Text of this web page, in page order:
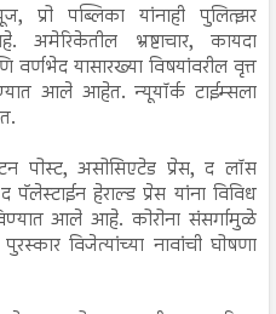
प्रो पब्लिका यांनाही पुलित्झर
भ्रष्टाचार, कायदा
यासारख्या विषयांवरील वृत्त
आले आहेत. न्यूयॉर्क टाईम्सला
पोस्ट, असोसिएटेड प्रेस, द लॉस
हेराल्ड प्रेस यांना विविध
आले आहे. कोरोना संसर्गामुळे
विजेत्यांच्या नावांची घोषणा